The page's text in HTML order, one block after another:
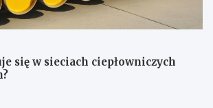
się w sieciach ciepłowniczych